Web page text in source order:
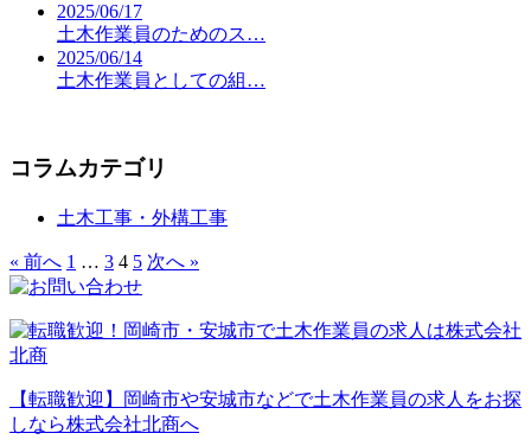
2025/06/17
土木作業員のためのス…
2025/06/14
土木作業員としての組…
コラムカテゴリ
土木工事・外構工事
« 前へ 1 … 3 4 5 次へ »
【転職歓迎】岡崎市や安城市などで土木作業員の求人をお探
しなら株式会社北商へ